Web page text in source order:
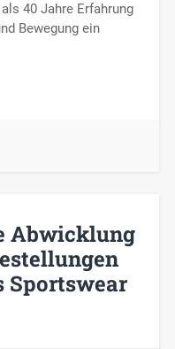
40 Jahre Erfahrung
Bewegung ein
Abwicklung
Sportswear